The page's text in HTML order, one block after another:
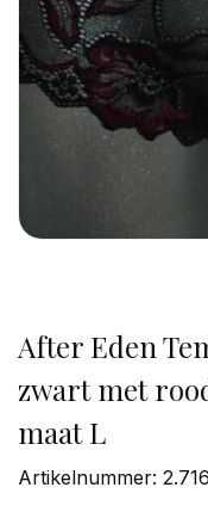
After Eden
zwart met
maat L
Artikelnummer: